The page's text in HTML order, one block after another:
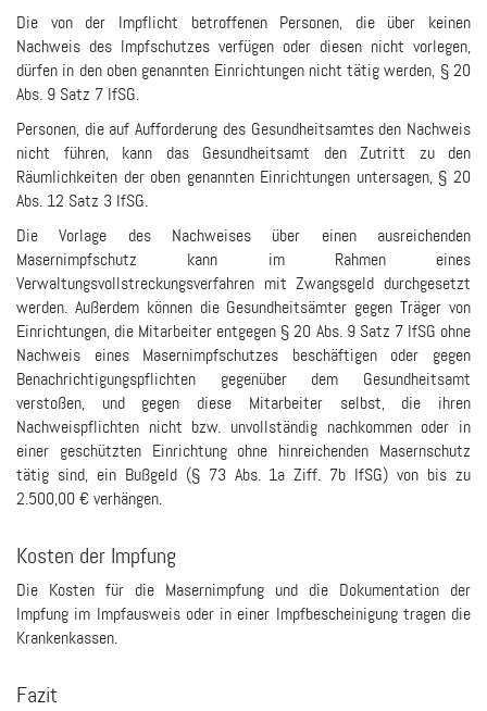
Die von der Impflicht betroffenen Personen, die über keinen
Nachweis des Impfschutzes verfügen oder diesen nicht vorlegen,
dürfen in den oben genannten Einrichtungen nicht tätig werden, § 20
Abs. 9 Satz 7 IfSG.
Personen, die auf Aufforderung des Gesundheitsamtes den Nachweis
nicht führen, kann das Gesundheitsamt den Zutritt zu den
Räumlichkeiten der oben genannten Einrichtungen untersagen, § 20
Abs. 12 Satz 3 IfSG.
Die Vorlage des Nachweises über einen ausreichenden
Masernimpfschutz kann im Rahmen eines
Verwaltungsvollstreckungsverfahren mit Zwangsgeld durchgesetzt
werden. Außerdem können die Gesundheitsämter gegen Träger von
Einrichtungen, die Mitarbeiter entgegen § 20 Abs. 9 Satz 7 IfSG ohne
Nachweis eines Masernimpfschutzes beschäftigen oder gegen
Benachrichtigungspflichten gegenüber dem Gesundheitsamt
verstoßen, und gegen diese Mitarbeiter selbst, die ihren
Nachweispflichten nicht bzw. unvollständig nachkommen oder in
einer geschützten Einrichtung ohne hinreichenden Masernschutz
tätig sind, ein Bußgeld (§ 73 Abs. 1a Ziff. 7b IfSG) von bis zu
2.500,00 € verhängen.
Kosten der Impfung
Die Kosten für die Masernimpfung und die Dokumentation der
Impfung im Impfausweis oder in einer Impfbescheinigung tragen die
Krankenkassen.
Fazit